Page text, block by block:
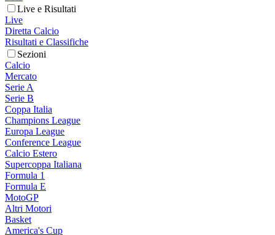
Live e Risultati
Live
Diretta Calcio
Risultati e Classifiche
Sezioni
Calcio
Mercato
Serie A
Serie B
Coppa Italia
Champions League
Europa League
Conference League
Calcio Estero
Supercoppa Italiana
Formula 1
Formula E
MotoGP
Altri Motori
Basket
America's Cup